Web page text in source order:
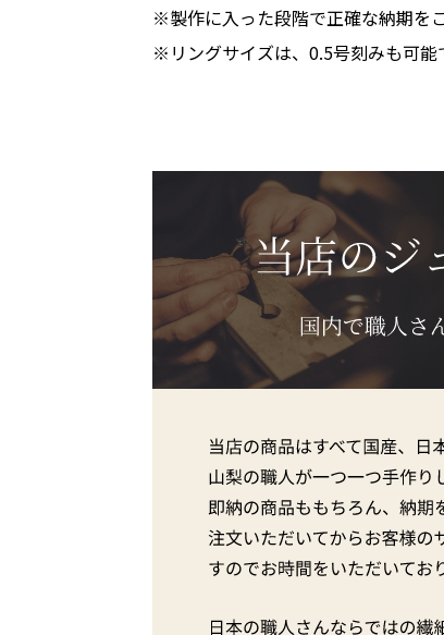
※製作に入った段階で正確な納期を
※リングサイズは、0.5号刻みも可